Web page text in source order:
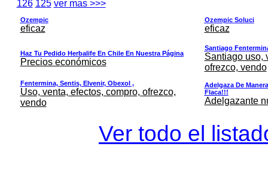
126 125 ver mas >>>
Ozempic
eficaz
Ozempic Soluci
eficaz
Haz Tu Pedido Herbalife En Chile En Nuestra Página
Precios económicos
Santiago
Santiago uso,
ofrezco, vendo
Fentermina, Sentis, Elvenir, Obexol ,
Uso, venta, efectos, compro, ofrezco,
vendo
Adelgaza De
Flaca!!!
Adelgazante
Ver todo el